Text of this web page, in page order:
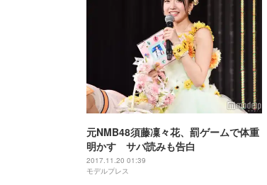
元NMB48須藤凜々花、罰ゲームで体重
明かす サバ読みも告白
2017.11.20 01:39
モデルプレス